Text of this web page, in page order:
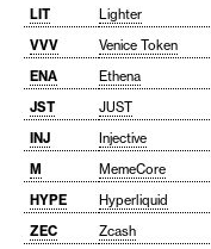
LIT
Lighter
VVV
Venice Token
ENA
Ethena
JST
JUST
INJ
Injective
M
MemeCore
HYPE
Hyperliquid
ZEC
Zcash